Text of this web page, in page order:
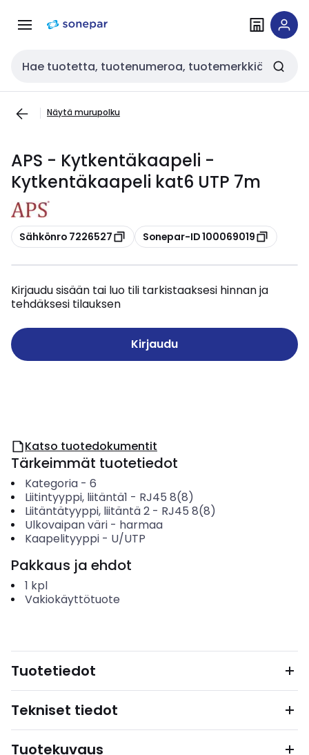
navigointiinsisältöön
Haku
Näytä murupolku
APS - Kytkentäkaapeli -
Kytkentäkaapeli kat6 UTP 7m
Kopioi
Sähkönro 7226527 Kopioi
Sonepar-ID 100069019
Kirjaudu sisään tai luo tili tarkistaaksesi hinnan ja
tehdäksesi tilauksen
Kirjaudu
Katso tuotedokumentit
Tärkeimmät tuotetiedot
Kategoria- 6
Liitintyyppi, liitäntä1 - RJ45 8(8)
Liitäntätyyppi, liitäntä 2- RJ45 8(8)
Ulkovaipan väri- harmaa
Kaapelityyppi- U/UTP
Pakkaus ja ehdot
1 kpl
Vakiokäyttötuote
Tuotetiedot
Tekniset tiedot
Tuotekuvaus